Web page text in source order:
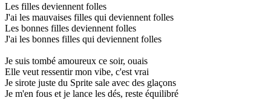
Les filles deviennent folles
J'ai les mauvaises filles qui deviennent folles
Les bonnes filles deviennent folles
J'ai les bonnes filles qui deviennent folles
Je suis tombé amoureux ce soir, ouais
Elle veut ressentir mon vibe, c'est vrai
Je sirote juste du Sprite sale avec des glaçons
Je m'en fous et je lance les dés, reste équilibré